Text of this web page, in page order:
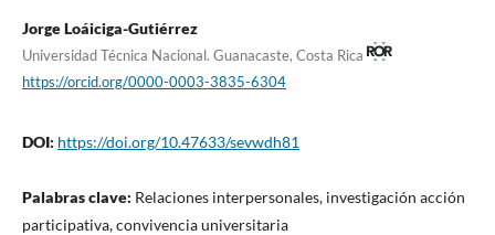
Jorge Loáiciga-Gutiérrez
Universidad Técnica Nacional. Guanacaste, Costa Rica
https://orcid.org/0000-0003-3835-6304
DOI: https://doi.org/10.47633/sevwdh81
Palabras clave: Relaciones interpersonales, investigación acción
participativa, convivencia universitaria